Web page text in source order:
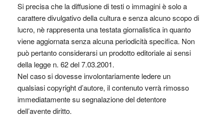
Si precisa che la diffusione di testi o immagini è solo a
carattere divulgativo della cultura e senza alcuno scopo di
lucro, nè rappresenta una testata giornalistica in quanto
viene aggiornata senza alcuna periodicità specifica. Non
può pertanto considerarsi un prodotto editoriale ai sensi
della legge n. 62 del 7.03.2001.
Nel caso si dovesse involontariamente ledere un
qualsiasi copyright d’autore, il contenuto verrà rimosso
immediatamente su segnalazione del detentore
dell’avente diritto.